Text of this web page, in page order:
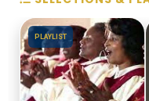
PLAYLIST